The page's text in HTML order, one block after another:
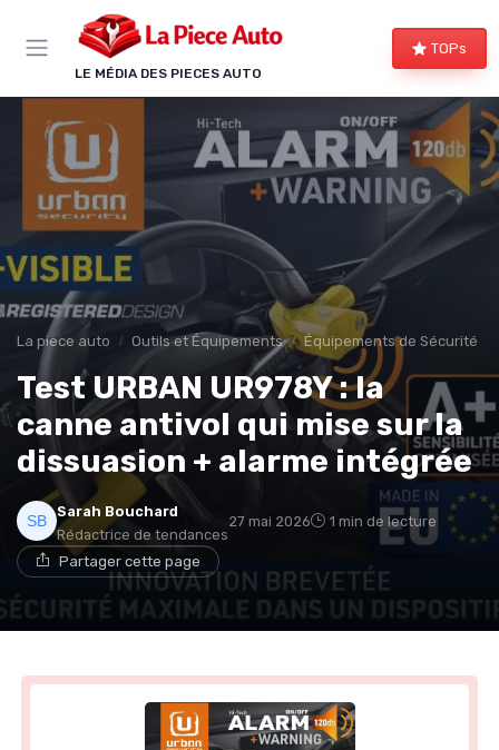
LE MÉDIA DES PIECES AUTO
TOPs
La piece auto Outils et Équipements Équipements de Sécurité
Test URBAN UR978Y : la
canne antivol qui mise sur la
dissuasion + alarme intégrée
Sarah Bouchard
Rédactrice de tendances
27 mai 2026 1 min de lecture
Partager cette page
Panneau de gestion des cookies